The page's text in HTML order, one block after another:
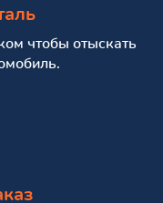
чтобы отыскать